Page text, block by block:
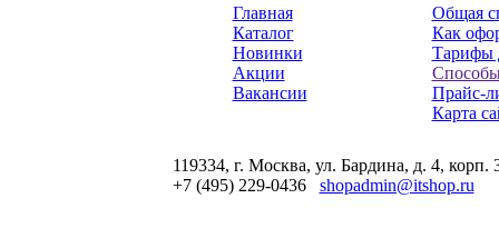
Главная
Каталог
Новинки
Акции
Вакансии
Общая
Как
Тарифы
Прайс-
Карта
119334, г. Москва, ул. Бардина, д. 4, корп.
+7 (495) 229-0436 shopadmin@itshop.ru